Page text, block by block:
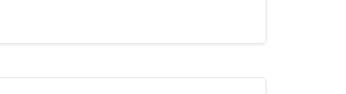
uma tecnologia transformadora;
automática é apropriada numa